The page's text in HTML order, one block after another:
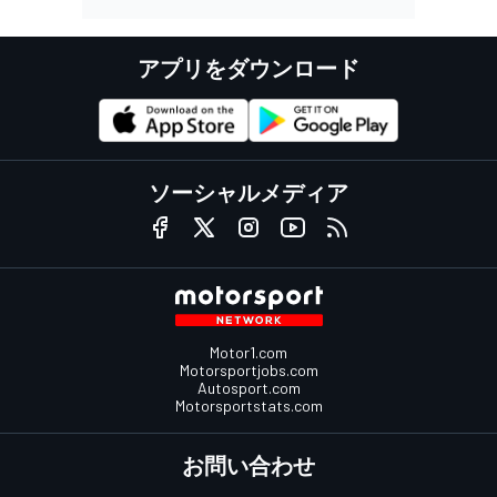
アプリをダウンロード
ソーシャルメディア
Motor1.com
Motorsportjobs.com
Autosport.com
Motorsportstats.com
お問い合わせ